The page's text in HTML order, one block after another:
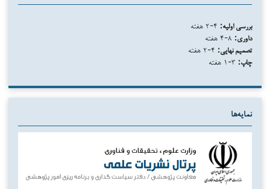
بررسی اولیه:
داوری:
تصمیم نهایی:
چاپ:
نمایه‌ها